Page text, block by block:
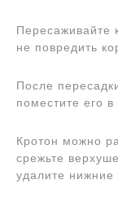
Пересаживайте
не повредить
После
поместите его в
Кротон можно
срежьте
удалите нижние